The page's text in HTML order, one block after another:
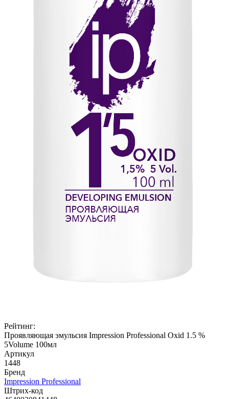
Рейтинг:
Проявляющая эмульсия Impression Professional Oxid 1.5 %
5Volume 100мл
Артикул
1448
Бренд
Impression Professional
Штрих-код